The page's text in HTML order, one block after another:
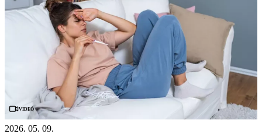
Videó
2026. 05. 09.